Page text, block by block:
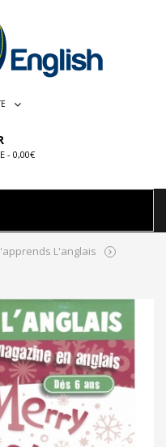
- 0,00€
L'anglais